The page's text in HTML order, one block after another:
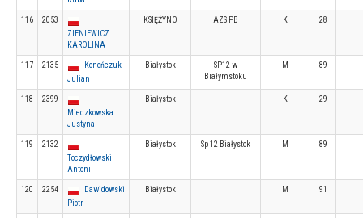
116
2053
ZIENIEWICZ
KAROLINA
KSIĘŻYNO AZS PB K 28
117 2135
Konończuk
Julian
Białystok
SP12 w
Białymstoku
M 89
118
2399
Mieczkowska
Justyna
Białystok K 29
119
2132
Toczydłowski
Antoni
Białystok Sp 12 Białystok M 89
120 2254
Dawidowski
Piotr
Białystok M 91